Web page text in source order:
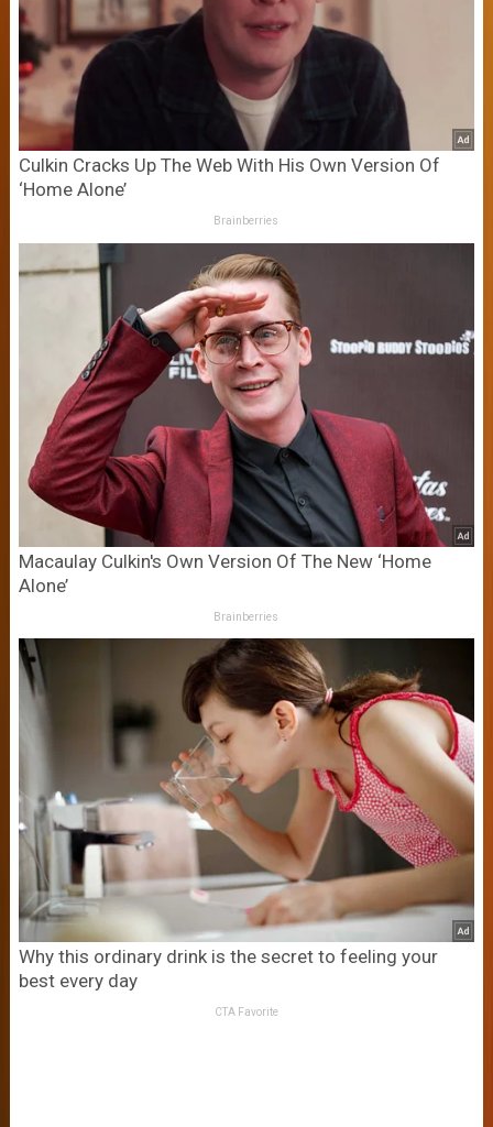
Culkin Cracks Up The Web With His Own Version Of
‘Home Alone’
Brainberries
Macaulay Culkin's Own Version Of The New ‘Home
Alone’
Brainberries
Why this ordinary drink is the secret to feeling your
best every day
CTA Favorite